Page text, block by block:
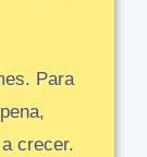
Para
pena,
a crecer.